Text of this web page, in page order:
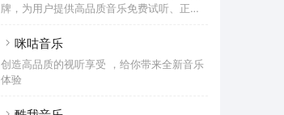
牌，为用户提供高品质音乐免费试听、正版
众多优质音乐人和歌手，拥有流行、民谣、
咪咕音乐
创造高品质的视听享受 ，给你带来全新音乐
体验